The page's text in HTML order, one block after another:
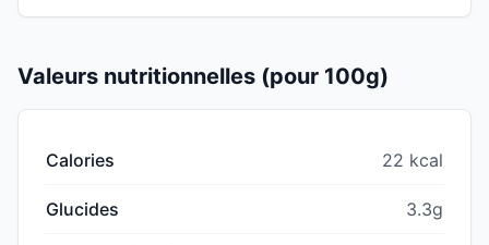
Valeurs nutritionnelles (pour 100g)
Calories 22 kcal
Glucides 3.3g